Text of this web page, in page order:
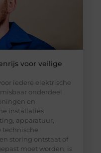
voor veilige
iedere elektrische
onderdeel
en
installaties
apparatuur,
technische
storing ontstaat of
moet worden, is